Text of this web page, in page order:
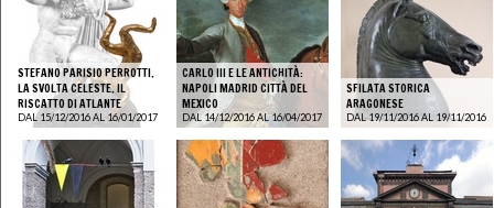
STEFANO PARISIO PERROTTI.
LA SVOLTA CELESTE. IL
RISCATTO DI ATLANTE
DAL 15/12/2016 AL 16/01/2017
CARLO III E LE ANTICHITÀ:
NAPOLI MADRID CITTÀ DEL
MEXICO
DAL 14/12/2016 AL 16/04/2017
SFILATA STORICA
ARAGONESE
DAL 19/11/2016 AL 19/11/2016